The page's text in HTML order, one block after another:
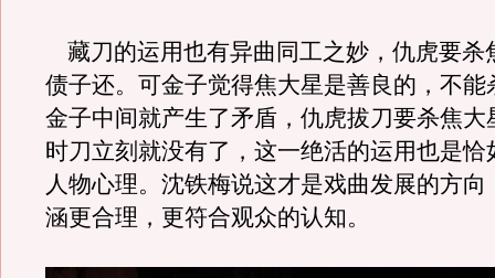
藏刀的运用也有异曲同工之妙，仇虎要杀
债子还。可金子觉得焦大星是善良的，不能
金子中间就产生了矛盾，仇虎拔刀要杀焦大
时刀立刻就没有了，这一绝活的运用也是恰
人物心理。沈铁梅说这才是戏曲发展的方向
涵更合理，更符合观众的认知。